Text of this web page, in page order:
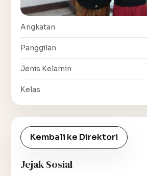
Angkatan
Panggilan
Jenis Kelamin
Kelas
Kembali ke Direktori
Jejak Sosial